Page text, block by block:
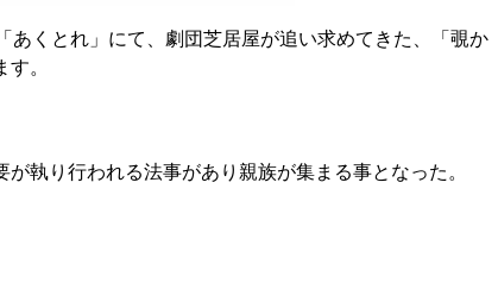
あくとれ」にて、劇団芝居屋が追い求めてきた、「覗か
。
執り行われる法事があり親族が集まる事となった。